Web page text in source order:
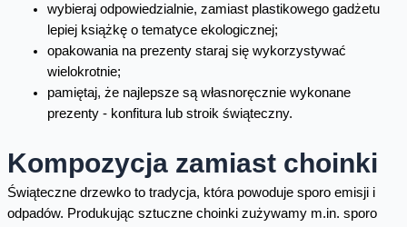
wybieraj odpowiedzialnie, zamiast plastikowego gadżetu
lepiej książkę o tematyce ekologicznej;
opakowania na prezenty staraj się wykorzystywać
wielokrotnie;
pamiętaj, że najlepsze są własnoręcznie wykonane
prezenty - konfitura lub stroik świąteczny.
Kompozycja zamiast choinki
Świąteczne drzewko to tradycja, która powoduje sporo emisji i
odpadów. Produkując sztuczne choinki zużywamy m.in. sporo